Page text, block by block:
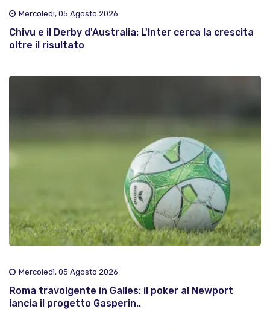
Mercoledì, 05 Agosto 2026
Chivu e il Derby d'Australia: L'Inter cerca la crescita
oltre il risultato
Mercoledì, 05 Agosto 2026
Roma travolgente in Galles: il poker al Newport
lancia il progetto Gasperin..